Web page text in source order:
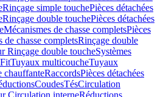
Rinçage simple touchePièces détachées
Rinçage double touchePièces détachées
Mécanismes de chasse completsPièces
de chasse completsRinçage double
Rinçage double toucheSystèmes
Tuyaux multicoucheTuyaux
chauffanteRaccordsPièces détachées
CoudesTésCirculation
Circulation interneRéductions